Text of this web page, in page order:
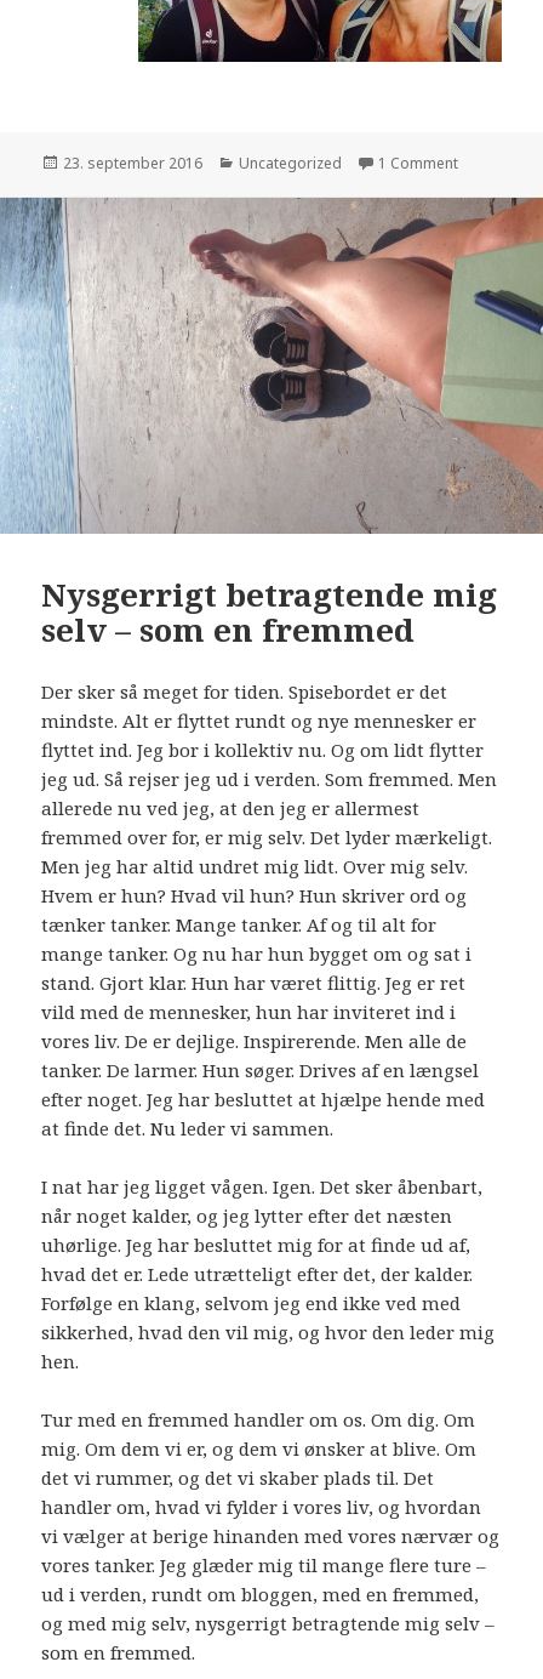
Udgivet
23. september 2016 Kategorier
Uncategorized 1 Comment
Nysgerrigt betragtende mig
selv – som en fremmed
Der sker så meget for tiden. Spisebordet er det
mindste. Alt er flyttet rundt og nye mennesker er
flyttet ind. Jeg bor i kollektiv nu. Og om lidt flytter
jeg ud. Så rejser jeg ud i verden. Som fremmed. Men
allerede nu ved jeg, at den jeg er allermest
fremmed over for, er mig selv. Det lyder mærkeligt.
Men jeg har altid undret mig lidt. Over mig selv.
Hvem er hun? Hvad vil hun? Hun skriver ord og
tænker tanker. Mange tanker. Af og til alt for
mange tanker. Og nu har hun bygget om og sat i
stand. Gjort klar. Hun har været flittig. Jeg er ret
vild med de mennesker, hun har inviteret ind i
vores liv. De er dejlige. Inspirerende. Men alle de
tanker. De larmer. Hun søger. Drives af en længsel
efter noget. Jeg har besluttet at hjælpe hende med
at finde det. Nu leder vi sammen.
I nat har jeg ligget vågen. Igen. Det sker åbenbart,
når noget kalder, og jeg lytter efter det næsten
uhørlige. Jeg har besluttet mig for at finde ud af,
hvad det er. Lede utrætteligt efter det, der kalder.
Forfølge en klang, selvom jeg end ikke ved med
sikkerhed, hvad den vil mig, og hvor den leder mig
hen.
Tur med en fremmed handler om os. Om dig. Om
mig. Om dem vi er, og dem vi ønsker at blive. Om
det vi rummer, og det vi skaber plads til. Det
handler om, hvad vi fylder i vores liv, og hvordan
vi vælger at berige hinanden med vores nærvær og
vores tanker. Jeg glæder mig til mange flere ture –
ud i verden, rundt om bloggen, med en fremmed,
og med mig selv, nysgerrigt betragtende mig selv –
som en fremmed.